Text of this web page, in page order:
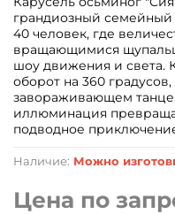
Наличие: Можно
Цена по
грандиозный семейный
40 человек, где
вращающимися
шоу движения и света.
оборот на 360
завораживающем
иллюминация
подводное